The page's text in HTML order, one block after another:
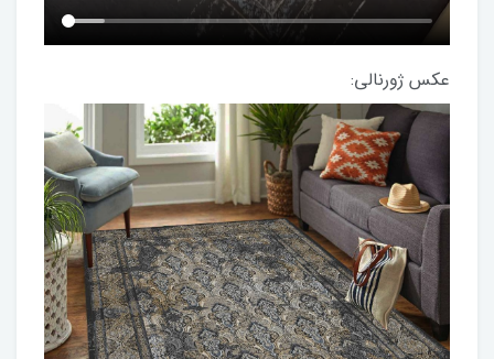
عکس ژورنالی: